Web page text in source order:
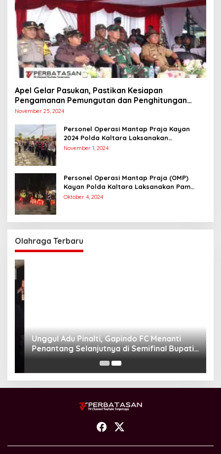
Apel Gelar Pasukan, Pastikan Kesiapan
Pengamanan Pemungutan dan Penghitungan
Suara
November 25, 2024
Personel Operasi Mantap Praja Kayan
2024 Polda Kaltara Laksanakan
Pengamanan Simulasi Pemungutan dan
November 1, 2024
Personel Operasi Mantap Praja (OMP)
Kayan Polda Kaltara Laksanakan Pam
Kampanye Paslon Gubernur dan Wakil
Oktober 4, 2024
Olahraga Terbaru
Unggul Adu Pinalti, Gapindo FC Menanti
Penantang Selanjutnya di Semifinal Bupati
Cup 2024